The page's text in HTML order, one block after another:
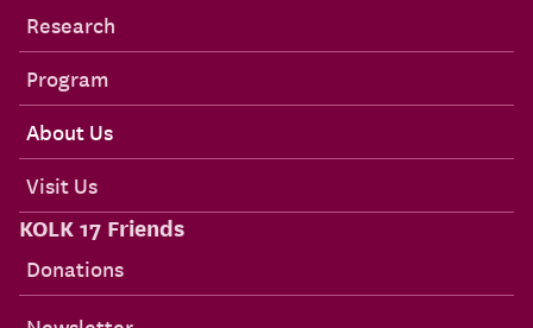
Research
Program
About Us
Visit Us
KOLK 17 Friends
Donations